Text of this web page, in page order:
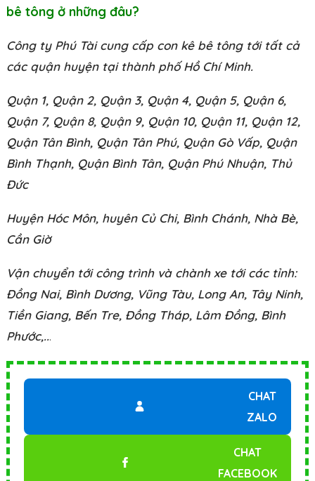
bê tông ở những đâu?
Công ty Phú Tài cung cấp con kê bê tông tới tất cả
các quận huyện tại thành phố Hồ Chí Minh.
Quận 1, Quận 2, Quận 3, Quận 4, Quận 5, Quận 6,
Quận 7, Quận 8, Quận 9, Quận 10, Quận 11, Quận 12,
Quận Tân Bình, Quận Tân Phú, Quận Gò Vấp, Quận
Bình Thạnh, Quận Bình Tân, Quận Phú Nhuận, Thủ
Đức
Huyện Hóc Môn, huyên Củ Chi, Bình Chánh, Nhà Bè,
Cần Giờ
Vận chuyển tới công trình và chành xe tới các tỉnh:
Đồng Nai, Bình Dương, Vũng Tàu, Long An, Tây Ninh,
Tiền Giang, Bến Tre, Đồng Tháp, Lâm Đồng, Bình
Phước,...
CHAT
ZALO
CHAT
FACEBOOK